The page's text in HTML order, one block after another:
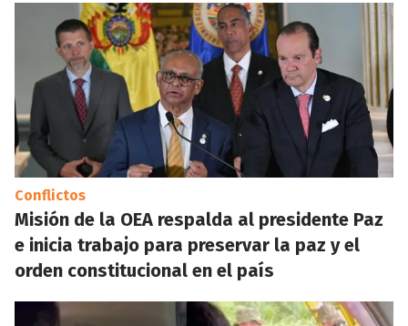
Conflictos
Misión de la OEA respalda al presidente Paz
e inicia trabajo para preservar la paz y el
orden constitucional en el país